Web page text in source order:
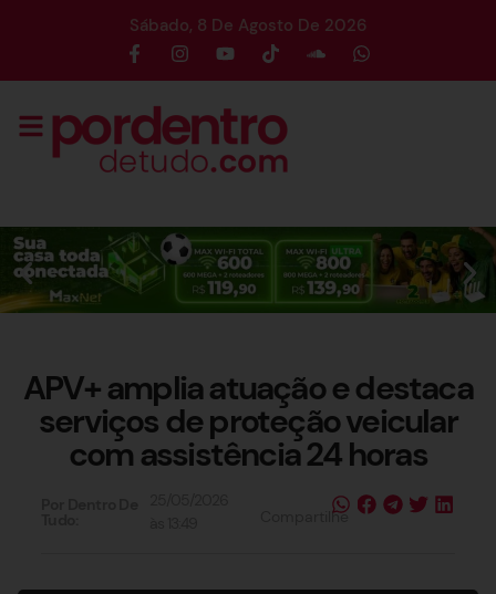
Sábado, 8 De Agosto De 2026
APV+ amplia atuação e destaca
serviços de proteção veicular
com assistência 24 horas
Compartilhe